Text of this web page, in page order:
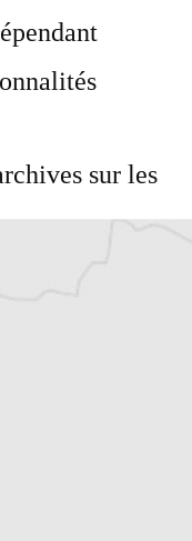
sur les